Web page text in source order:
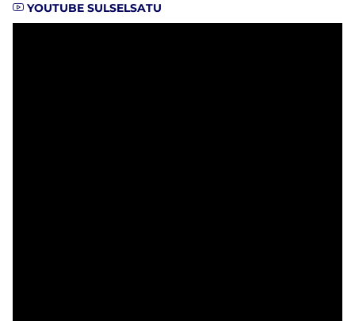
YOUTUBE SULSELSATU